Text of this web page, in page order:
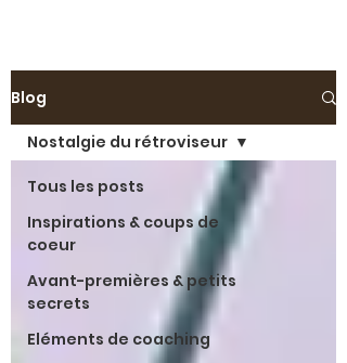
Blog
Tous les posts
Inspirations & coups de
coeur
Avant-premières & petits
secrets
Eléments de coaching
Nostalgie du rétroviseur